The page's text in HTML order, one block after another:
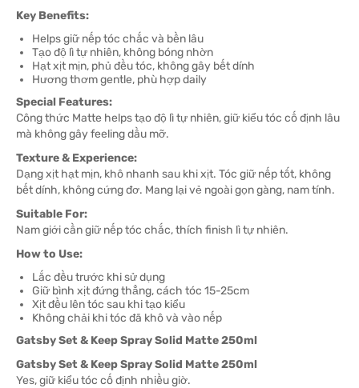
Key Benefits:
Helps giữ nếp tóc chắc và bền lâu
Tạo độ lì tự nhiên, không bóng nhờn
Hạt xịt mịn, phủ đều tóc, không gây bết dính
Hương thơm gentle, phù hợp daily
Special Features:
Công thức Matte helps tạo độ lì tự nhiên, giữ kiểu tóc cố định lâu
mà không gây feeling dầu mỡ.
Texture & Experience:
Dạng xịt hạt mịn, khô nhanh sau khi xịt. Tóc giữ nếp tốt, không
bết dính, không cứng đơ. Mang lại vẻ ngoài gọn gàng, nam tính.
Suitable For:
Nam giới cần giữ nếp tóc chắc, thích finish lì tự nhiên.
How to Use:
Lắc đều trước khi sử dụng
Giữ bình xịt đứng thẳng, cách tóc 15-25cm
Xịt đều lên tóc sau khi tạo kiểu
Không chải khi tóc đã khô và vào nếp
Gatsby Set & Keep Spray Solid Matte 250ml
Gatsby Set & Keep Spray Solid Matte 250ml
Yes, giữ kiểu tóc cố định nhiều giờ.